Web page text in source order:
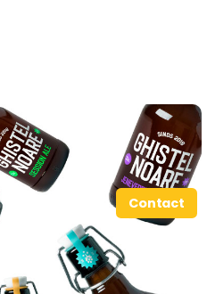
Contact